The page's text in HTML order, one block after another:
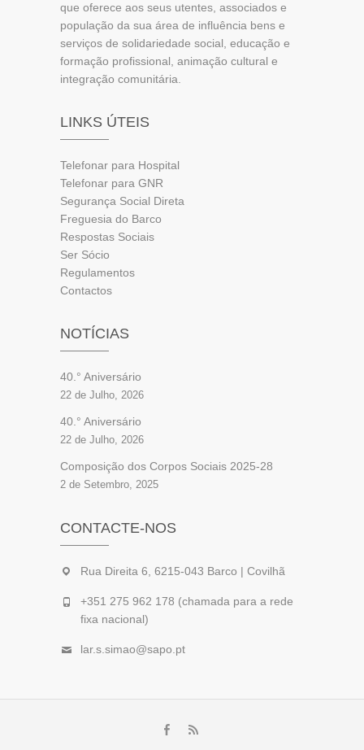
que oferece aos seus utentes, associados e
população da sua área de influência bens e
serviços de solidariedade social, educação e
formação profissional, animação cultural e
integração comunitária.
LINKS ÚTEIS
Telefonar para Hospital
Telefonar para GNR
Segurança Social Direta
Freguesia do Barco
Respostas Sociais
Ser Sócio
Regulamentos
Contactos
NOTÍCIAS
40.° Aniversário
22 de Julho, 2026
40.° Aniversário
22 de Julho, 2026
Composição dos Corpos Sociais 2025-28
2 de Setembro, 2025
CONTACTE-NOS
Rua Direita 6, 6215-043 Barco | Covilhã
+351 275 962 178 (chamada para a rede
fixa nacional)
lar.s.simao@sapo.pt
Facebook